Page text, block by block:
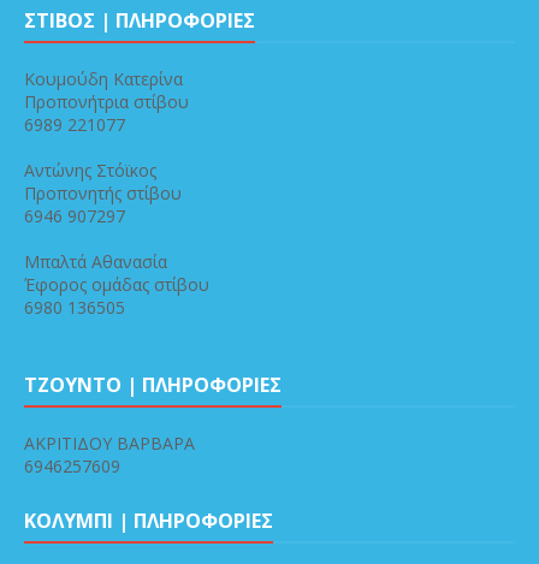
ΣΤΙΒΟΣ | ΠΛΗΡΟΦΟΡΙΕΣ
Κουμούδη Κατερίνα
Προπονήτρια στίβου
6989 221077
Αντώνης Στόϊκος
Προπονητής στίβου
6946 907297
Μπαλτά Αθανασία
Έφορος ομάδας στίβου
6980 136505
ΤΖΟΥΝΤΟ | ΠΛΗΡΟΦΟΡΙΕΣ
ΑΚΡΙΤΙΔΟΥ ΒΑΡΒΑΡΑ
6946257609
ΚΟΛΥΜΠΙ | ΠΛΗΡΟΦΟΡΙΕΣ